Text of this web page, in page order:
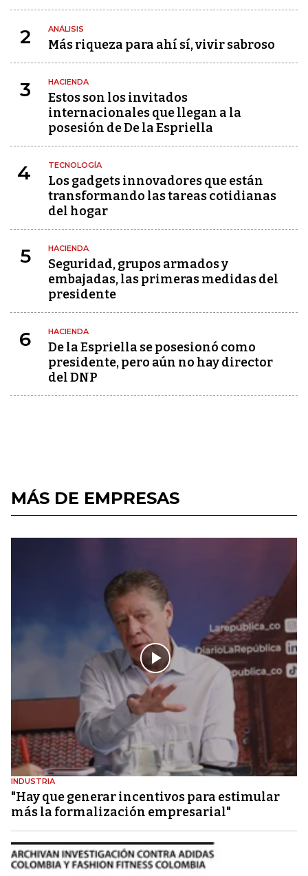
2 ANÁLISIS
Más riqueza para ahí sí, vivir sabroso
3 HACIENDA
Estos son los invitados
internacionales que llegan a la
posesión de De la Espriella
4 TECNOLOGÍA
Los gadgets innovadores que están
transformando las tareas cotidianas
del hogar
5 HACIENDA
Seguridad, grupos armados y
embajadas, las primeras medidas del
presidente
6 HACIENDA
De la Espriella se posesionó como
presidente, pero aún no hay director
del DNP
MÁS DE EMPRESAS
INDUSTRIA
"Hay que generar incentivos para estimular
más la formalización empresarial"